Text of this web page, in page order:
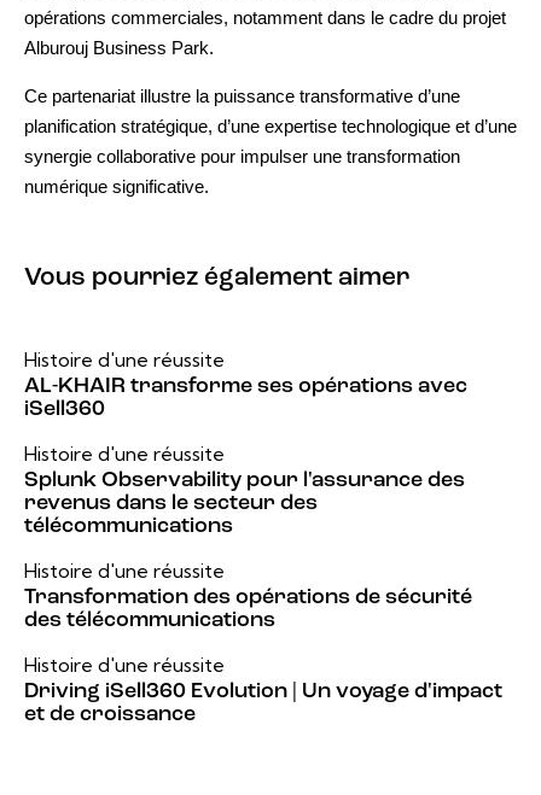
opérations commerciales, notamment dans le cadre du projet
Alburouj Business Park.
Ce partenariat illustre la puissance transformative d’une
planification stratégique, d’une expertise technologique et d’une
synergie collaborative pour impulser une transformation
numérique significative.
Vous pourriez également aimer
Histoire d'une réussite
AL-KHAIR transforme ses opérations avec
iSell360
Histoire d'une réussite
Splunk Observability pour l'assurance des
revenus dans le secteur des
télécommunications
Histoire d'une réussite
Transformation des opérations de sécurité
des télécommunications
Histoire d'une réussite
Driving iSell360 Evolution | Un voyage d'impact
et de croissance